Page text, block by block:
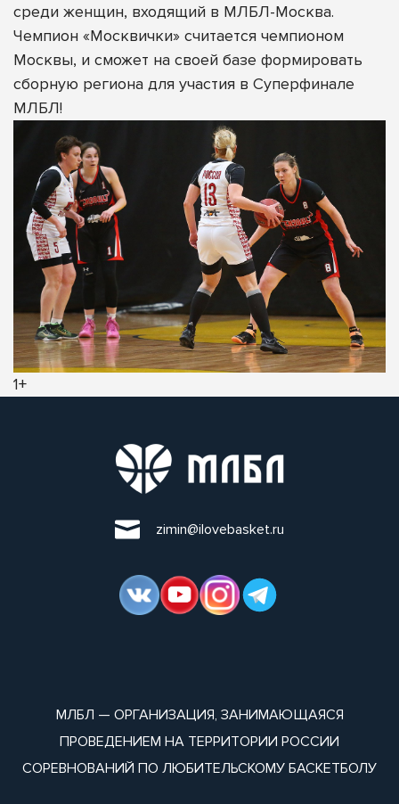
среди женщин, входящий в МЛБЛ-Москва.
Чемпион «Москвички» считается чемпионом
Москвы, и сможет на своей базе формировать
сборную региона для участия в Суперфинале
МЛБЛ!
1+
zimin@ilovebasket.ru
МЛБЛ — ОРГАНИЗАЦИЯ, ЗАНИМАЮЩАЯСЯ
ПРОВЕДЕНИЕМ НА ТЕРРИТОРИИ РОССИИ
СОРЕВНОВАНИЙ ПО ЛЮБИТЕЛЬСКОМУ БАСКЕТБОЛУ